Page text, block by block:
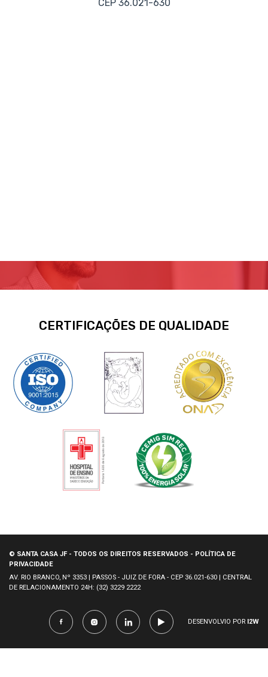
CEP 36.021-630
CERTIFICAÇÕES DE QUALIDADE
© SANTA CASA JF - TODOS OS DIREITOS RESERVADOS - POLÍTICA DE
PRIVACIDADE
AV. RIO BRANCO, Nº 3353 | PASSOS - JUIZ DE FORA - CEP 36.021-630 | CENTRAL
DE RELACIONAMENTO 24H: (32) 3229 2222
DESENVOLVIO POR I2W